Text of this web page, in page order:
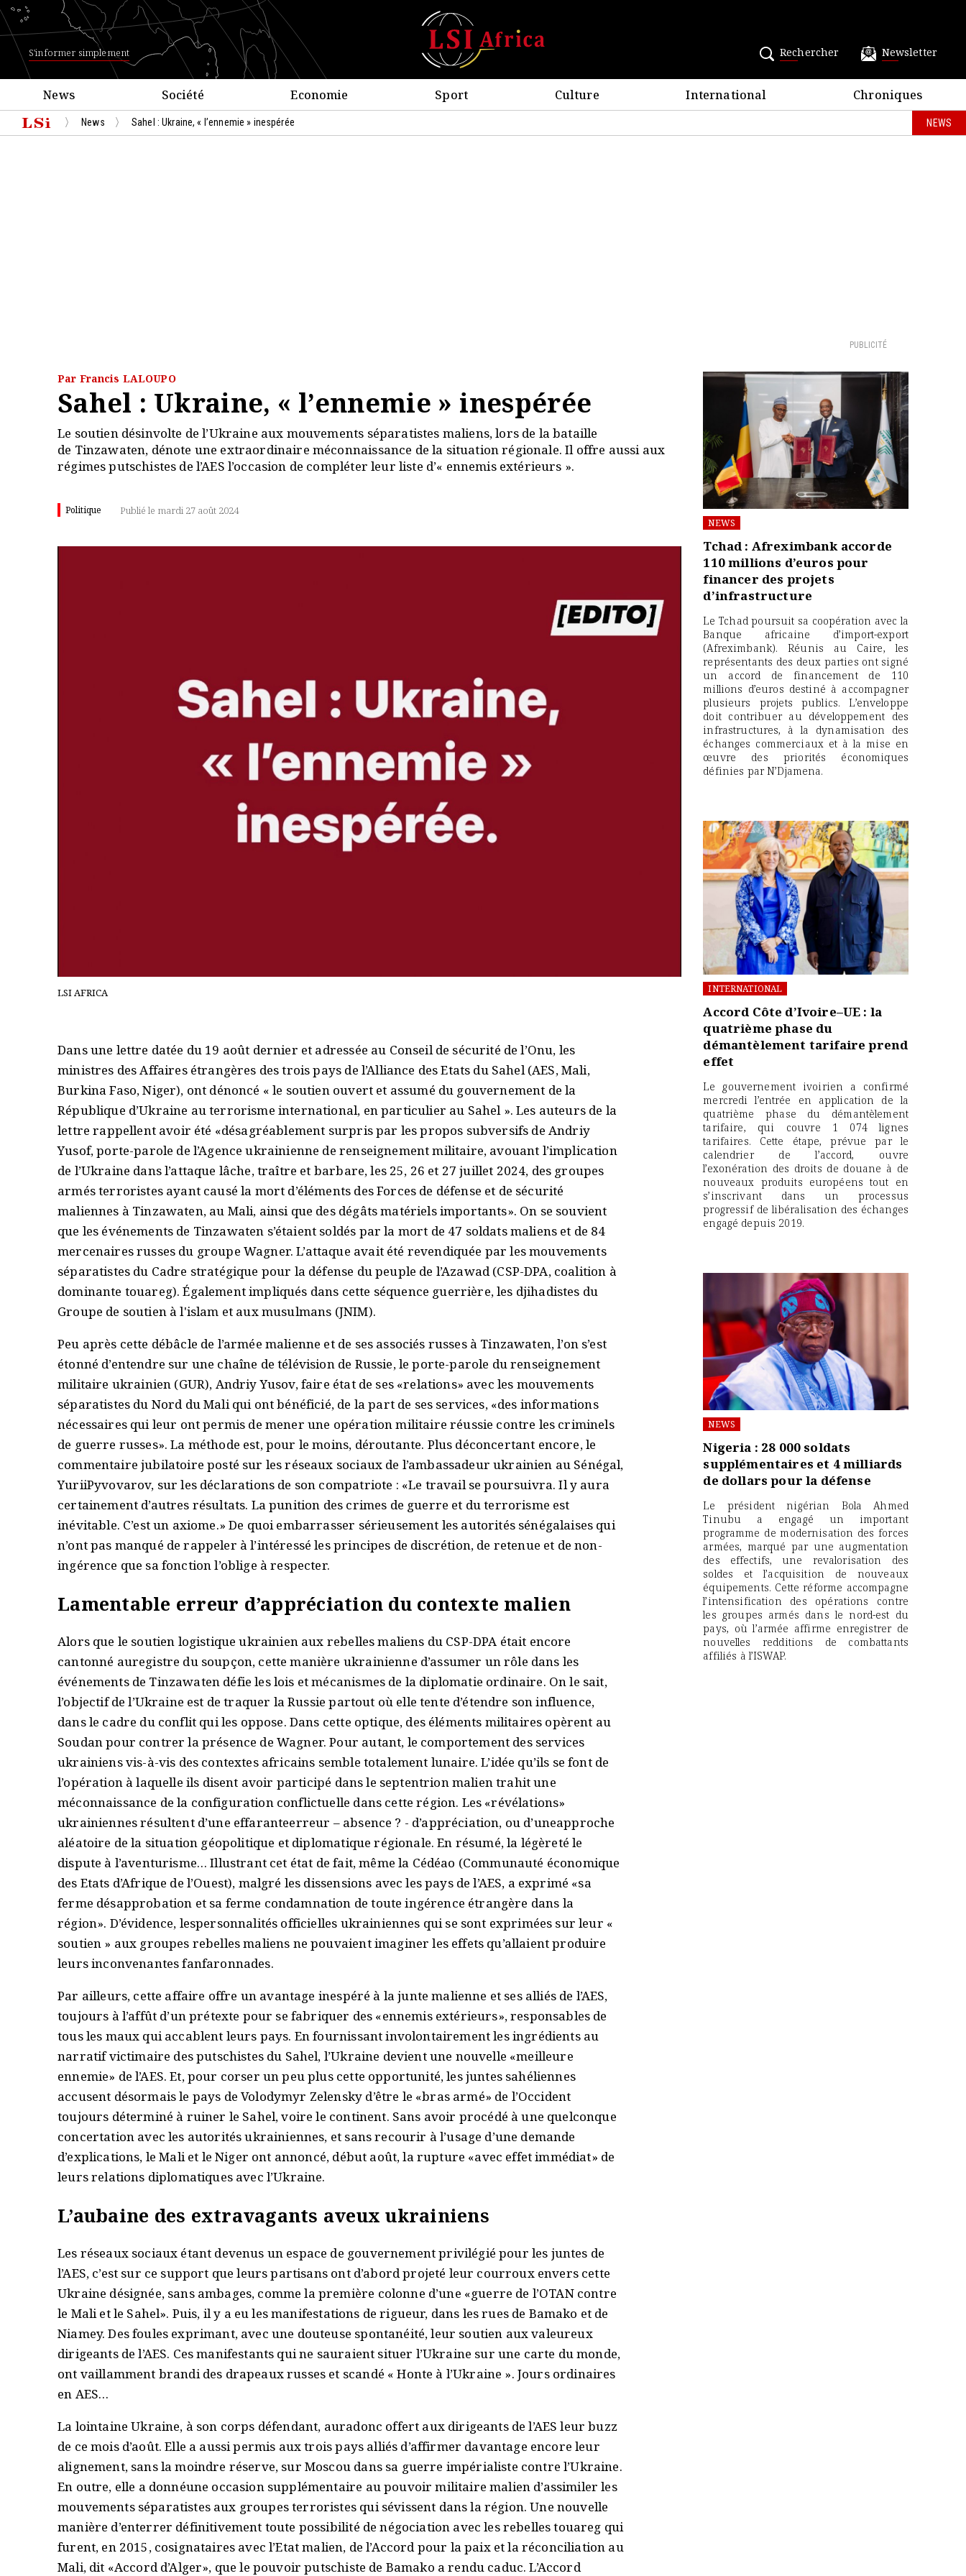
S'informer simplement Rechercher Newsletter
News Société Economie Sport Culture International Chroniques
News Sahel : Ukraine, « l’ennemie » inespérée NEWS
PUBLICITÉ
Par Francis LALOUPO
Sahel : Ukraine, « l’ennemie » inespérée
Le soutien désinvolte de l’Ukraine aux mouvements séparatistes maliens, lors de la bataille
de Tinzawaten, dénote une extraordinaire méconnaissance de la situation régionale. Il offre aussi aux
régimes putschistes de l’AES l’occasion de compléter leur liste d’« ennemis extérieurs ».
Politique Publié le mardi 27 août 2024
LSI AFRICA
Dans une lettre datée du 19 août dernier et adressée au Conseil de sécurité de l’Onu, les
ministres des Affaires étrangères des trois pays de l’Alliance des Etats du Sahel (AES, Mali,
Burkina Faso, Niger), ont dénoncé « le soutien ouvert et assumé du gouvernement de la
République d’Ukraine au terrorisme international, en particulier au Sahel ». Les auteurs de la
lettre rappellent avoir été «désagréablement surpris par les propos subversifs de Andriy
Yusof, porte-parole de l’Agence ukrainienne de renseignement militaire, avouant l’implication
de l’Ukraine dans l’attaque lâche, traître et barbare, les 25, 26 et 27 juillet 2024, des groupes
armés terroristes ayant causé la mort d’éléments des Forces de défense et de sécurité
maliennes à Tinzawaten, au Mali, ainsi que des dégâts matériels importants». On se souvient
que les événements de Tinzawaten s’étaient soldés par la mort de 47 soldats maliens et de 84
mercenaires russes du groupe Wagner. L’attaque avait été revendiquée par les mouvements
séparatistes du Cadre stratégique pour la défense du peuple de l’Azawad (CSP-DPA, coalition à
dominante touareg). Également impliqués dans cette séquence guerrière, les djihadistes du
Groupe de soutien à l'islam et aux musulmans (JNIM).
Peu après cette débâcle de l’armée malienne et de ses associés russes à Tinzawaten, l’on s’est
étonné d’entendre sur une chaîne de télévision de Russie, le porte-parole du renseignement
militaire ukrainien (GUR), Andriy Yusov, faire état de ses «relations» avec les mouvements
séparatistes du Nord du Mali qui ont bénéficié, de la part de ses services, «des informations
nécessaires qui leur ont permis de mener une opération militaire réussie contre les criminels
de guerre russes». La méthode est, pour le moins, déroutante. Plus déconcertant encore, le
commentaire jubilatoire posté sur les réseaux sociaux de l’ambassadeur ukrainien au Sénégal,
YuriiPyvovarov, sur les déclarations de son compatriote : «Le travail se poursuivra. Il y aura
certainement d’autres résultats. La punition des crimes de guerre et du terrorisme est
inévitable. C’est un axiome.» De quoi embarrasser sérieusement les autorités sénégalaises qui
n’ont pas manqué de rappeler à l’intéressé les principes de discrétion, de retenue et de non-
ingérence que sa fonction l’oblige à respecter.
Lamentable erreur d’appréciation du contexte malien
Alors que le soutien logistique ukrainien aux rebelles maliens du CSP-DPA était encore
cantonné auregistre du soupçon, cette manière ukrainienne d’assumer un rôle dans les
événements de Tinzawaten défie les lois et mécanismes de la diplomatie ordinaire. On le sait,
l’objectif de l’Ukraine est de traquer la Russie partout où elle tente d’étendre son influence,
dans le cadre du conflit qui les oppose. Dans cette optique, des éléments militaires opèrent au
Soudan pour contrer la présence de Wagner. Pour autant, le comportement des services
ukrainiens vis-à-vis des contextes africains semble totalement lunaire. L’idée qu’ils se font de
l’opération à laquelle ils disent avoir participé dans le septentrion malien trahit une
méconnaissance de la configuration conflictuelle dans cette région. Les «révélations»
ukrainiennes résultent d’une effaranteerreur – absence ? - d’appréciation, ou d’uneapproche
aléatoire de la situation géopolitique et diplomatique régionale. En résumé, la légèreté le
dispute à l’aventurisme… Illustrant cet état de fait, même la Cédéao (Communauté économique
des Etats d’Afrique de l’Ouest), malgré les dissensions avec les pays de l’AES, a exprimé «sa
ferme désapprobation et sa ferme condamnation de toute ingérence étrangère dans la
région». D’évidence, lespersonnalités officielles ukrainiennes qui se sont exprimées sur leur «
soutien » aux groupes rebelles maliens ne pouvaient imaginer les effets qu’allaient produire
leurs inconvenantes fanfaronnades.
Par ailleurs, cette affaire offre un avantage inespéré à la junte malienne et ses alliés de l’AES,
toujours à l’affût d’un prétexte pour se fabriquer des «ennemis extérieurs», responsables de
tous les maux qui accablent leurs pays. En fournissant involontairement les ingrédients au
narratif victimaire des putschistes du Sahel, l’Ukraine devient une nouvelle «meilleure
ennemie» de l’AES. Et, pour corser un peu plus cette opportunité, les juntes sahéliennes
accusent désormais le pays de Volodymyr Zelensky d’être le «bras armé» de l’Occident
toujours déterminé à ruiner le Sahel, voire le continent. Sans avoir procédé à une quelconque
concertation avec les autorités ukrainiennes, et sans recourir à l’usage d’une demande
d’explications, le Mali et le Niger ont annoncé, début août, la rupture «avec effet immédiat» de
leurs relations diplomatiques avec l’Ukraine.
L’aubaine des extravagants aveux ukrainiens
Les réseaux sociaux étant devenus un espace de gouvernement privilégié pour les juntes de
l’AES, c’est sur ce support que leurs partisans ont d’abord projeté leur courroux envers cette
Ukraine désignée, sans ambages, comme la première colonne d’une «guerre de l’OTAN contre
le Mali et le Sahel». Puis, il y a eu les manifestations de rigueur, dans les rues de Bamako et de
Niamey. Des foules exprimant, avec une douteuse spontanéité, leur soutien aux valeureux
dirigeants de l’AES. Ces manifestants qui ne sauraient situer l’Ukraine sur une carte du monde,
ont vaillamment brandi des drapeaux russes et scandé « Honte à l’Ukraine ». Jours ordinaires
en AES…
La lointaine Ukraine, à son corps défendant, auradonc offert aux dirigeants de l’AES leur buzz
de ce mois d’août. Elle a aussi permis aux trois pays alliés d’affirmer davantage encore leur
alignement, sans la moindre réserve, sur Moscou dans sa guerre impérialiste contre l’Ukraine.
En outre, elle a donnéune occasion supplémentaire au pouvoir militaire malien d’assimiler les
mouvements séparatistes aux groupes terroristes qui sévissent dans la région. Une nouvelle
manière d’enterrer définitivement toute possibilité de négociation avec les rebelles touareg qui
furent, en 2015, cosignataires avec l’Etat malien, de l’Accord pour la paix et la réconciliation au
Mali, dit «Accord d’Alger», que le pouvoir putschiste de Bamako a rendu caduc. L’Accord
NEWS
Tchad : Afreximbank accorde
110 millions d’euros pour
financer des projets
d’infrastructure
Le Tchad poursuit sa coopération avec la
Banque africaine d’import-export
(Afreximbank). Réunis au Caire, les
représentants des deux parties ont signé
un accord de financement de 110
millions d’euros destiné à accompagner
plusieurs projets publics. L’enveloppe
doit contribuer au développement des
infrastructures, à la dynamisation des
échanges commerciaux et à la mise en
œuvre des priorités économiques
définies par N’Djamena.
INTERNATIONAL
Accord Côte d’Ivoire–UE : la
quatrième phase du
démantèlement tarifaire prend
effet
Le gouvernement ivoirien a confirmé
mercredi l’entrée en application de la
quatrième phase du démantèlement
tarifaire, qui couvre 1 074 lignes
tarifaires. Cette étape, prévue par le
calendrier de l’accord, ouvre
l’exonération des droits de douane à de
nouveaux produits européens tout en
s’inscrivant dans un processus
progressif de libéralisation des échanges
engagé depuis 2019.
NEWS
Nigeria : 28 000 soldats
supplémentaires et 4 milliards
de dollars pour la défense
Le président nigérian Bola Ahmed
Tinubu a engagé un important
programme de modernisation des forces
armées, marqué par une augmentation
des effectifs, une revalorisation des
soldes et l’acquisition de nouveaux
équipements. Cette réforme accompagne
l’intensification des opérations contre
les groupes armés dans le nord-est du
pays, où l’armée affirme enregistrer de
nouvelles redditions de combattants
affiliés à l’ISWAP.